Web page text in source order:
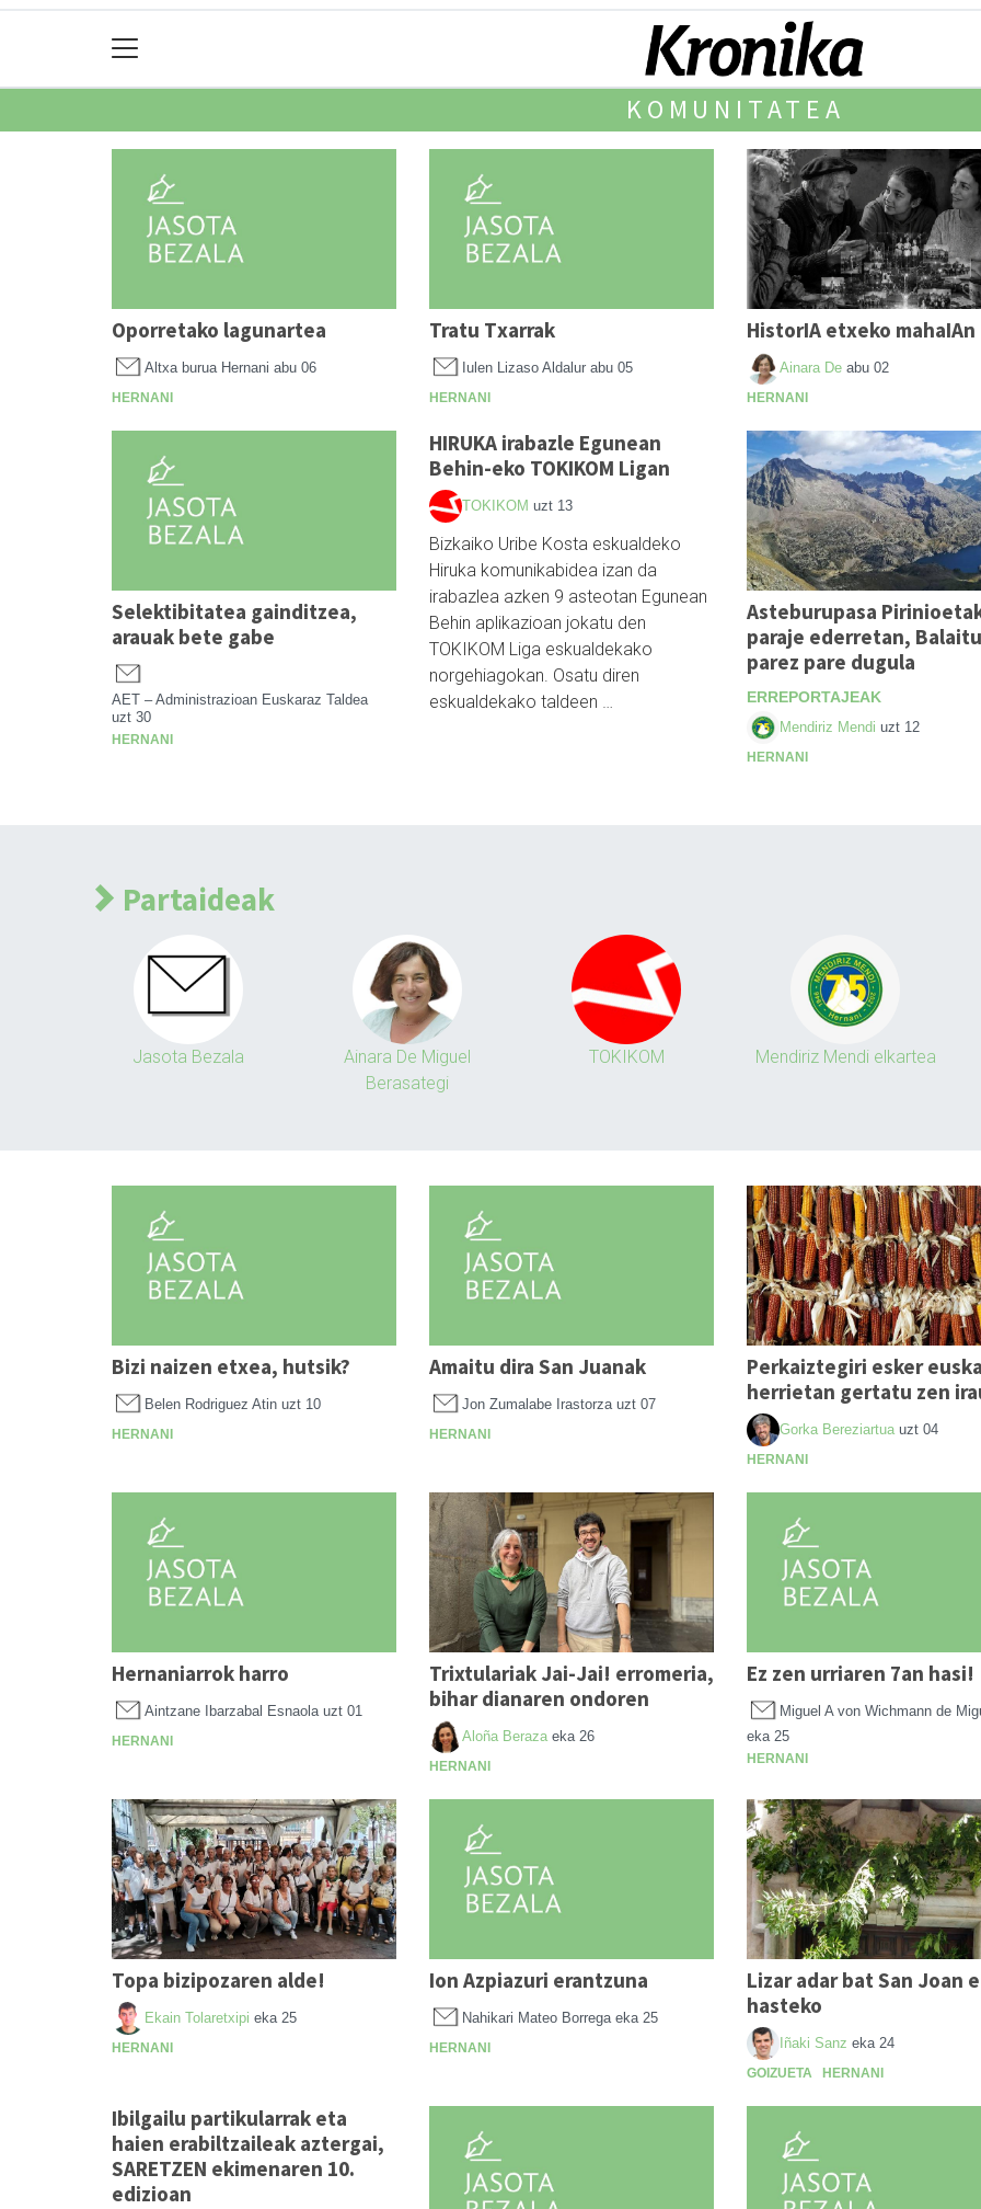
KOMUNITATEA
Oporretako lagunartea
Altxa burua Hernani abu 06
HERNANI
Tratu Txarrak
Iulen Lizaso Aldalur abu 05
HERNANI
HistorIA etxeko mahaIAn
Ainara De abu 02
HERNANI
Selektibitatea gainditzea,
arauak bete gabe
AET – Administrazioan Euskaraz Taldea
uzt 30
HERNANI
HIRUKA irabazle Egunean
Behin-eko TOKIKOM Ligan
TOKIKOM uzt 13
Bizkaiko Uribe Kosta eskualdeko
Hiruka komunikabidea izan da
irabazlea azken 9 asteotan Egunean
Behin aplikazioan jokatu den
TOKIKOM Liga eskualdekako
norgehiagokan. Osatu diren
eskualdekako taldeen …
Asteburupasa
paraje ederretan,
parez pare dugula
ERREPORTAJEAK
Mendiriz Mendi uzt 12
HERNANI
Partaideak
Jasota Bezala
Ainara De Miguel
Berasategi
TOKIKOM Mendiriz Mendi elkartea
Bizi naizen etxea, hutsik?
Belen Rodriguez Atin uzt 10
HERNANI
Amaitu dira San Juanak
Jon Zumalabe Irastorza uzt 07
HERNANI
Perkaiztegiri esker
herrietan gertatu zen
Gorka Bereziartua uzt 04
HERNANI
Hernaniarrok harro
Aintzane Ibarzabal Esnaola uzt 01
HERNANI
Trixtulariak Jai-Jai! erromeria,
bihar dianaren ondoren
Aloña Beraza eka 26
HERNANI
Ez zen urriaren 7an hasi!
Miguel A von Wichmann de
eka 25
HERNANI
Topa bizipozaren alde!
Ekain Tolaretxipi eka 25
HERNANI
Ion Azpiazuri erantzuna
Nahikari Mateo Borrega eka 25
HERNANI
Lizar adar bat San Joan
hasteko
Iñaki Sanz eka 24
GOIZUETA HERNANI
Ibilgailu partikularrak eta
haien erabiltzaileak aztergai,
SARETZEN ekimenaren 10.
edizioan